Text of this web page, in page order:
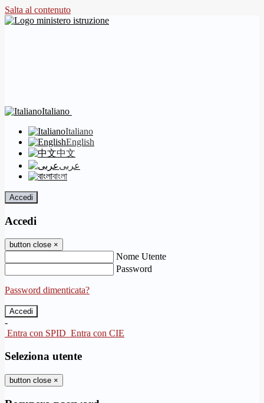
Salta al contenuto
Italiano
Italiano
English
中文
عربى
বাংলা
Accedi
Accedi
button close ×
Nome Utente
Password
Password dimenticata?
-
Entra con SPID Entra con CIE
Seleziona utente
button close ×